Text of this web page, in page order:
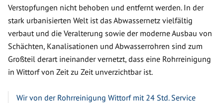
Verstopfungen nicht behoben und entfernt werden. In der
stark urbanisierten Welt ist das Abwassernetz vielfältig
verbaut und die Veralterung sowie der moderne Ausbau von
Schächten, Kanalisationen und Abwasserrohren sind zum
Großteil derart ineinander vernetzt, dass eine Rohrreinigung
in Wittorf von Zeit zu Zeit unverzichtbar ist.
Wir von der Rohrreinigung Wittorf mit 24 Std. Service